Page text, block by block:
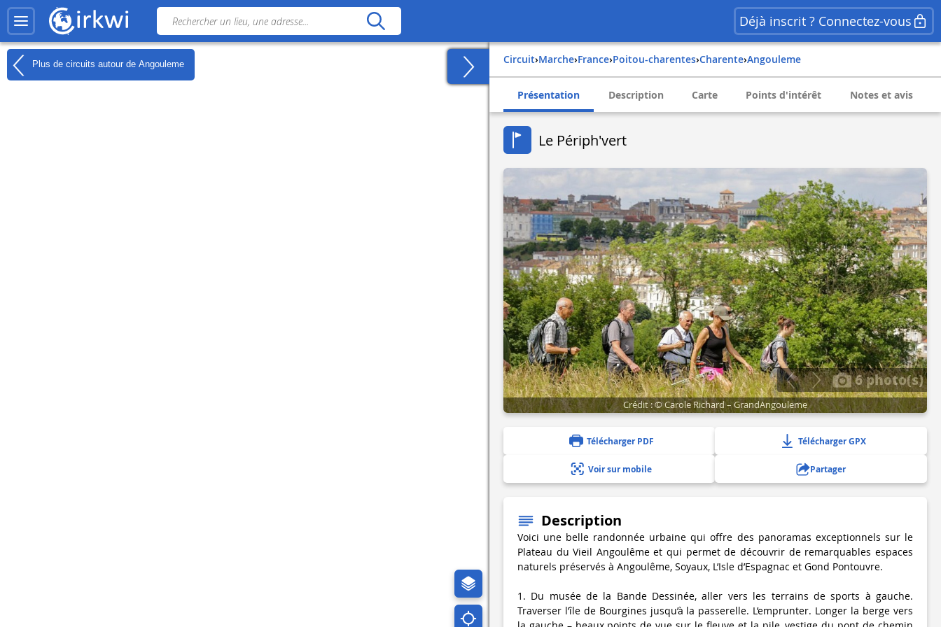
Déjà inscrit ? Connectez-vous
Plus de circuits autour de Angouleme Circuit› Marche› france› poitou-charentes› charente› angouleme
Présentation Description Carte Points d'intérêt Notes et avis
Le Périph'vert
6 photo(s)
Crédit : © Carole Richard – GrandAngouleme
Télécharger PDF Télécharger GPX
Voir sur mobile Partager
Description
Voici une belle randonnée urbaine qui offre des panoramas exceptionnels sur le
Plateau du Vieil Angoulême et qui permet de découvrir de remarquables espaces
naturels préservés à Angoulême, Soyaux, L’Isle d’Espagnac et Gond Pontouvre.
1. Du musée de la Bande Dessinée, aller vers les terrains de sports à gauche.
Traverser l’île de Bourgines jusqu’à la passerelle. L’emprunter. Longer la berge vers